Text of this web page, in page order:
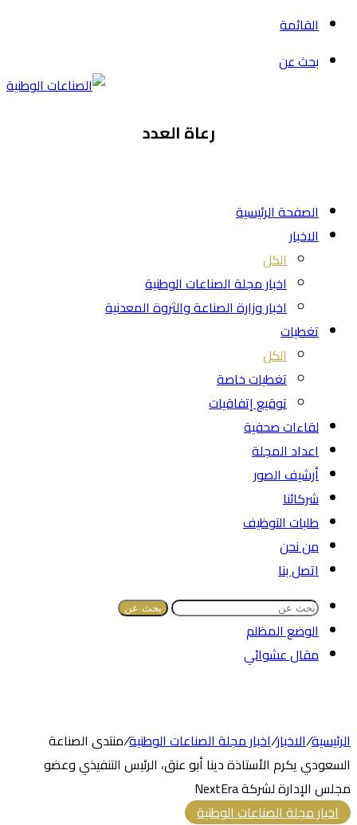
القائمة
بحث عن
رعاة العدد
الصفحة الرئيسية
الاخبار
الكل
اخبار مجلة الصناعات الوطنية
اخبار وزارة الصناعة والثروة المعدنية
تغطيات
الكل
تغطيات خاصة
توقيع إتفاقيات
لقاءات صحفية
اعداد المجلة
أرشيف الصور
شركائنا
طلبات التوظيف
من نحن
اتصل بنا
بحث عن
الوضع المظلم
مقال عشوائي
الرئيسية/الاخبار/اخبار مجلة الصناعات الوطنية/منتدى الصناعة
السعودي يكرم الأستاذة دينا أبو عنق، الرئيس التنفيذي وعضو
مجلس الإدارة لشركة NextEra
اخبار مجلة الصناعات الوطنية